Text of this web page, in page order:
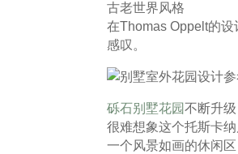
古老世界风格
在Thomas Oppelt的
感叹。
砾石别墅花园不断升
很难想象这个托斯卡
一个风景如画的休闲